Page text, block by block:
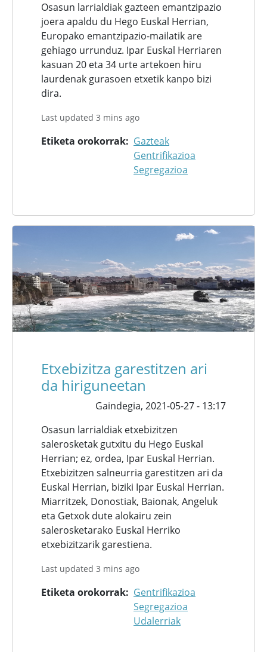
Osasun larrialdiak gazteen emantzipazio
joera apaldu du Hego Euskal Herrian,
Europako emantzipazio-mailatik are
gehiago urrunduz. Ipar Euskal Herriaren
kasuan 20 eta 34 urte artekoen hiru
laurdenak gurasoen etxetik kanpo bizi
dira.
Last updated 3 mins ago
Etiketa orokorrak
Gazteak
Gentrifikazioa
Segregazioa
Etxebizitza garestitzen ari
da hiriguneetan
Gaindegia, 2021-05-27 - 13:17
Osasun larrialdiak etxebizitzen
salerosketak gutxitu du Hego Euskal
Herrian; ez, ordea, Ipar Euskal Herrian.
Etxebizitzen salneurria garestitzen ari da
Euskal Herrian, biziki Ipar Euskal Herrian.
Miarritzek, Donostiak, Baionak, Angeluk
eta Getxok dute alokairu zein
salerosketarako Euskal Herriko
etxebizitzarik garestiena.
Last updated 3 mins ago
Etiketa orokorrak
Gentrifikazioa
Segregazioa
Udalerriak